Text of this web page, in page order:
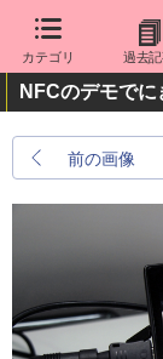
カテゴリ 過去
NFCのデモで
前の画像